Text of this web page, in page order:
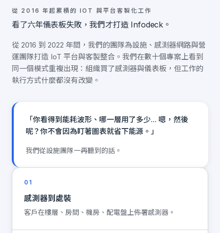
從 2016 年起累積的 IOT 與平台客製化工作
看了六年儀表板失敗，我們才打造 Infodeck。
從 2016 到 2022 年間，我們的團隊為設施、感測器網路與營
運團隊打造 IoT 平台與客製整合。我們在數十個專案上看到
同一個模式重複出現：組織買了感測器與儀表板，但工作的
執行方式什麼都沒有改變。
「你看得到能耗波形、哪一層用了多少... 嗯，然後
呢？你不會因為盯著圖表就省下能源。」
我們從設施團隊一再聽到的話。
01
感測器到處裝
客戶在樓層、房間、機房、配電盤上佈署感測器。